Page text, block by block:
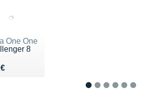
One One
8
150 €